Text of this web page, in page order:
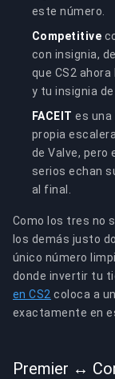
este número.
Competitive
con insignia,
que CS2
y tu insignia
FACEIT es
propia
de Valve, pero
serios echan
al final.
Como los tres no
los demás justo
único número
donde invertir tu
en CS2 coloca a
exactamente en
Premier ↔